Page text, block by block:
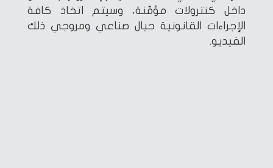
داخل كنترولات مؤمّنة، وسيتم اتخاذ كافة
الإجراءات القانونية حيال صناعي ومروجي ذلك
الفيديو.